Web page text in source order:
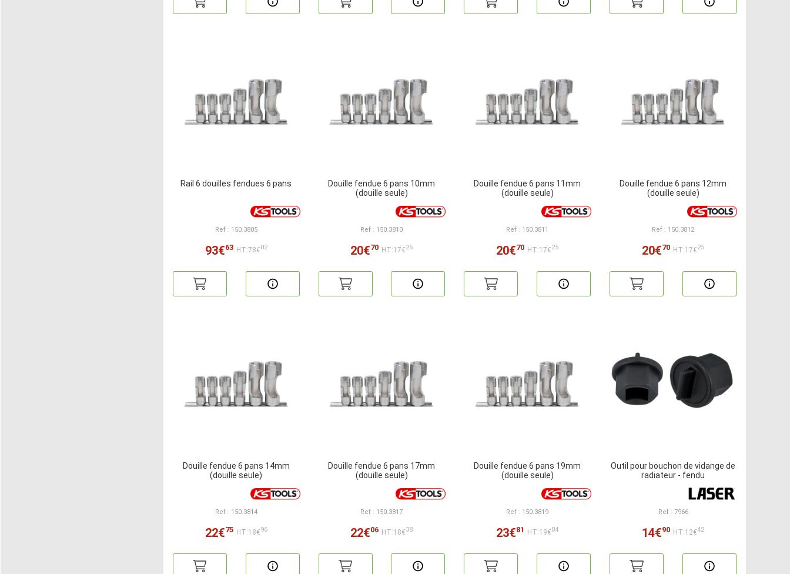
Rail 6 douilles fendues 6 pans
Ref : 150.3805
93€63 HT:78€02
Douille fendue 6 pans 10mm
(douille seule)
Ref : 150.3810
20€70 HT:17€25
Douille fendue 6 pans 11mm
(douille seule)
Ref : 150.3811
20€70 HT:17€25
Douille fendue 6 pans 12mm
(douille seule)
Ref : 150.3812
20€70 HT:17€25
Douille fendue 6 pans 14mm
(douille seule)
Ref : 150.3814
22€75 HT:18€96
Douille fendue 6 pans 17mm
(douille seule)
Ref : 150.3817
22€06 HT:18€38
Douille fendue 6 pans 19mm
(douille seule)
Ref : 150.3819
23€81 HT:19€84
Outil pour bouchon de vidange de
radiateur - fendu
Ref : 7966
14€90 HT:12€42